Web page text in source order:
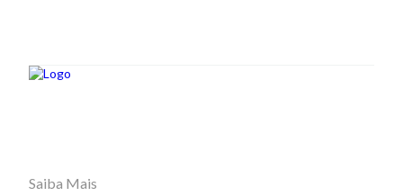
Saiba Mais